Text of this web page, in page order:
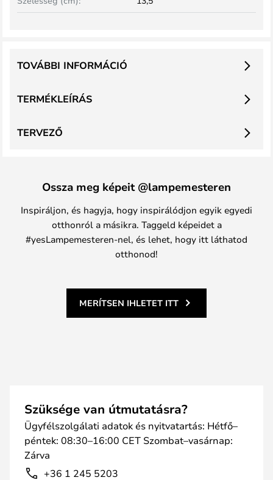
TERMÉKLEÍRÁS
TOVÁBBI INFORMÁCIÓ
TERVEZŐ
Ossza meg képeit @lampemesteren
Inspiráljon, és hagyja, hogy inspirálódjon egyik egyedi
otthonról a másikra. Taggeld képeidet a
#yesLampemesteren-nel, és lehet, hogy itt láthatod
otthonod!
MERÍTSEN IHLETET ITT
Szüksége van útmutatásra?
Ügyfélszolgálati adatok és nyitvatartás: Hétfő–
péntek: 08:30–16:00 CET Szombat–vasárnap:
Zárva
+36 1 245 5203